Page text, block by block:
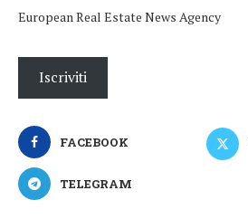
European Real Estate News Agency
Iscriviti
FACEBOOK
TELEGRAM